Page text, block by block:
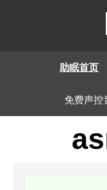
助眠首页
免费声控